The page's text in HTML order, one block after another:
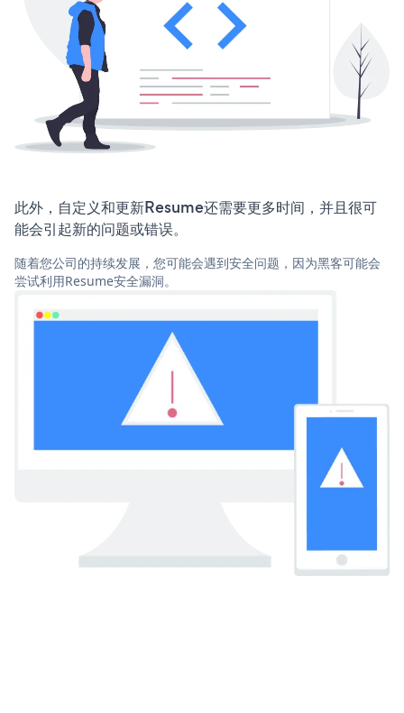
此外，自定义和更新Resume还需要更多时间，并且很可
能会引起新的问题或错误。
随着您公司的持续发展，您可能会遇到安全问题，因为黑客可能会
尝试利用Resume安全漏洞。